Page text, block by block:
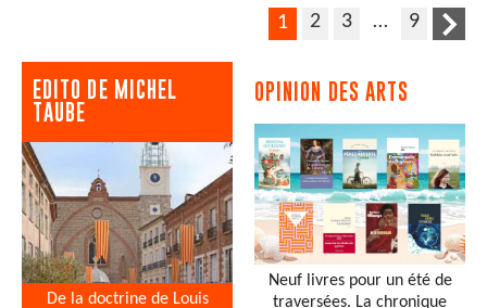
1 2 3 … 9
EDITO DE MICHEL
TAUBE
De la doctrine de Louis
OPINION DES ARTS
Neuf livres pour un été de
traversées. La chronique